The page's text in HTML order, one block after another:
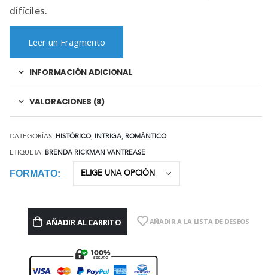
difíciles.
Leer un Fragmento
INFORMACIÓN ADICIONAL
VALORACIONES (8)
CATEGORÍAS: HISTÓRICO, INTRIGA, ROMÁNTICO
ETIQUETA: BRENDA RICKMAN VANTREASE
FORMATO
AÑADIR AL CARRITO AÑADIR A LA LISTA DE DESEOS